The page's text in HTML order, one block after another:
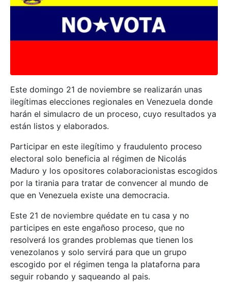
Este domingo 21 de noviembre se realizarán unas
ilegítimas elecciones regionales en Venezuela donde
harán el simulacro de un proceso, cuyo resultados ya
están listos y elaborados.
Participar en este ilegítimo y fraudulento proceso
electoral solo beneficia al régimen de Nicolás
Maduro y los opositores colaboracionistas escogidos
por la tirania para tratar de convencer al mundo de
que en Venezuela existe una democracia.
Este 21 de noviembre quédate en tu casa y no
participes en este engañoso proceso, que no
resolverá los grandes problemas que tienen los
venezolanos y solo servirá para que un grupo
escogido por el régimen tenga la plataforna para
seguir robando y saqueando al pais.